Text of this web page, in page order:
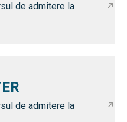
de admitere la
de admitere la